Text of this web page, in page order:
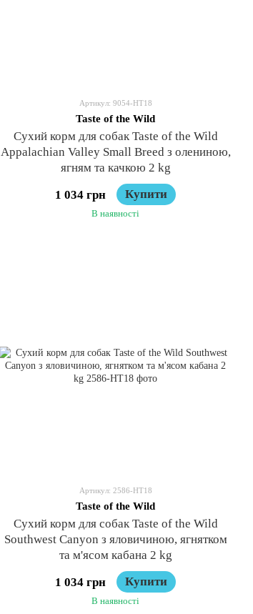
Артикул: 9054-HT18
Taste of the Wild
Сухий корм для собак Taste of the Wild
Appalachian Valley Small Breed з олениною,
ягням та качкою 2 kg
1 034 грн
Купити
В наявності
Артикул: 2586-HT18
Taste of the Wild
Сухий корм для собак Taste of the Wild
Southwest Canyon з яловичиною, ягнятком
та м'ясом кабана 2 kg
1 034 грн
Купити
В наявності